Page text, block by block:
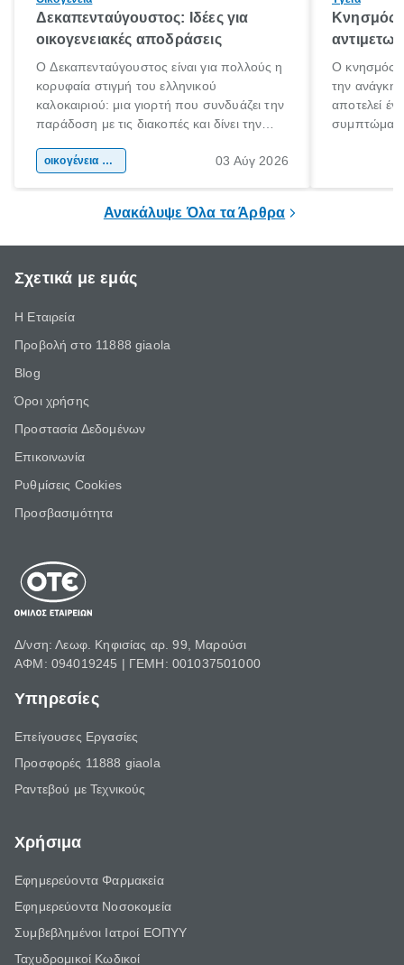
Δεκαπενταύγουστος: Ιδέες για
οικογενειακές αποδράσεις
Ο Δεκαπενταύγουστος είναι για πολλούς η
κορυφαία στιγμή του ελληνικού
καλοκαιριού: μια γιορτή που συνδυάζει την
παράδοση με τις διακοπές και δίνει την
χώρας. Είτε πρόκειται για λίγες μέρες
οικογένεια & παιδί 03 Αύγ 2026
Κνησμός:
Ο κνησμός
την ανάγκη
αποτελεί
Ανακάλυψε Όλα τα Άρθρα
Σχετικά με εμάς
Η Εταιρεία
Προβολή στο 11888 giaola
Blog
Όροι χρήσης
Προστασία Δεδομένων
Επικοινωνία
Ρυθμίσεις Cookies
Προσβασιμότητα
Δ/νση: Λεωφ. Κηφισίας αρ. 99, Μαρούσι
ΑΦΜ: 094019245 | ΓΕΜΗ: 001037501000
Υπηρεσίες
Επείγουσες Εργασίες
Προσφορές 11888 giaola
Ραντεβού με Τεχνικούς
Χρήσιμα
Εφημερεύοντα Φαρμακεία
Εφημερεύοντα Νοσοκομεία
Συμβεβλημένοι Ιατροί ΕΟΠΥΥ
Ταχυδρομικοί Κωδικοί